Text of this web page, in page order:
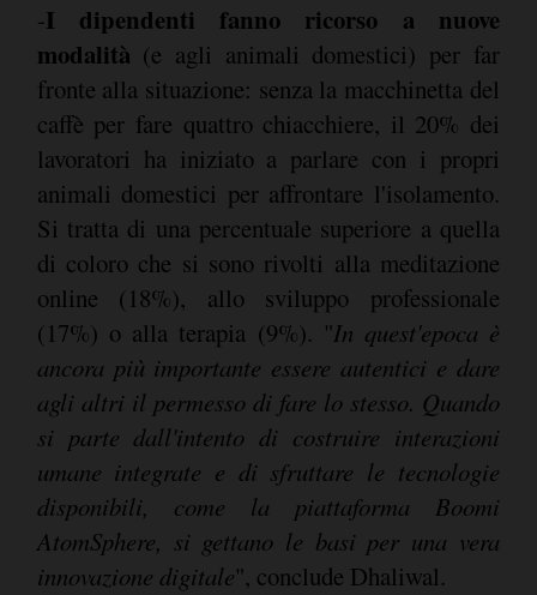
-I dipendenti fanno ricorso a nuove
modalità (e agli animali domestici) per far
fronte alla situazione: senza la macchinetta del
caffè per fare quattro chiacchiere, il 20% dei
lavoratori ha iniziato a parlare con i propri
animali domestici per affrontare l'isolamento.
Si tratta di una percentuale superiore a quella
di coloro che si sono rivolti alla meditazione
online (18%), allo sviluppo professionale
(17%) o alla terapia (9%). "In quest'epoca è
ancora più importante essere autentici e dare
agli altri il permesso di fare lo stesso. Quando
si parte dall'intento di costruire interazioni
umane integrate e di sfruttare le tecnologie
disponibili, come la piattaforma Boomi
AtomSphere, si gettano le basi per una vera
innovazione digitale", conclude Dhaliwal.